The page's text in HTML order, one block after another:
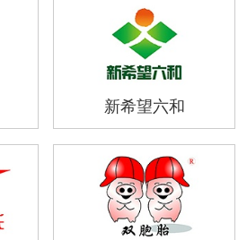
新希望六和